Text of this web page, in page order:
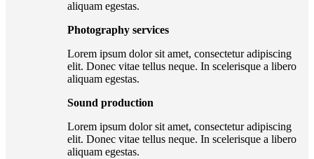
aliquam egestas.
Photography services
Lorem ipsum dolor sit amet, consectetur adipiscing
elit. Donec vitae tellus neque. In scelerisque a libero
aliquam egestas.
Sound production
Lorem ipsum dolor sit amet, consectetur adipiscing
elit. Donec vitae tellus neque. In scelerisque a libero
aliquam egestas.